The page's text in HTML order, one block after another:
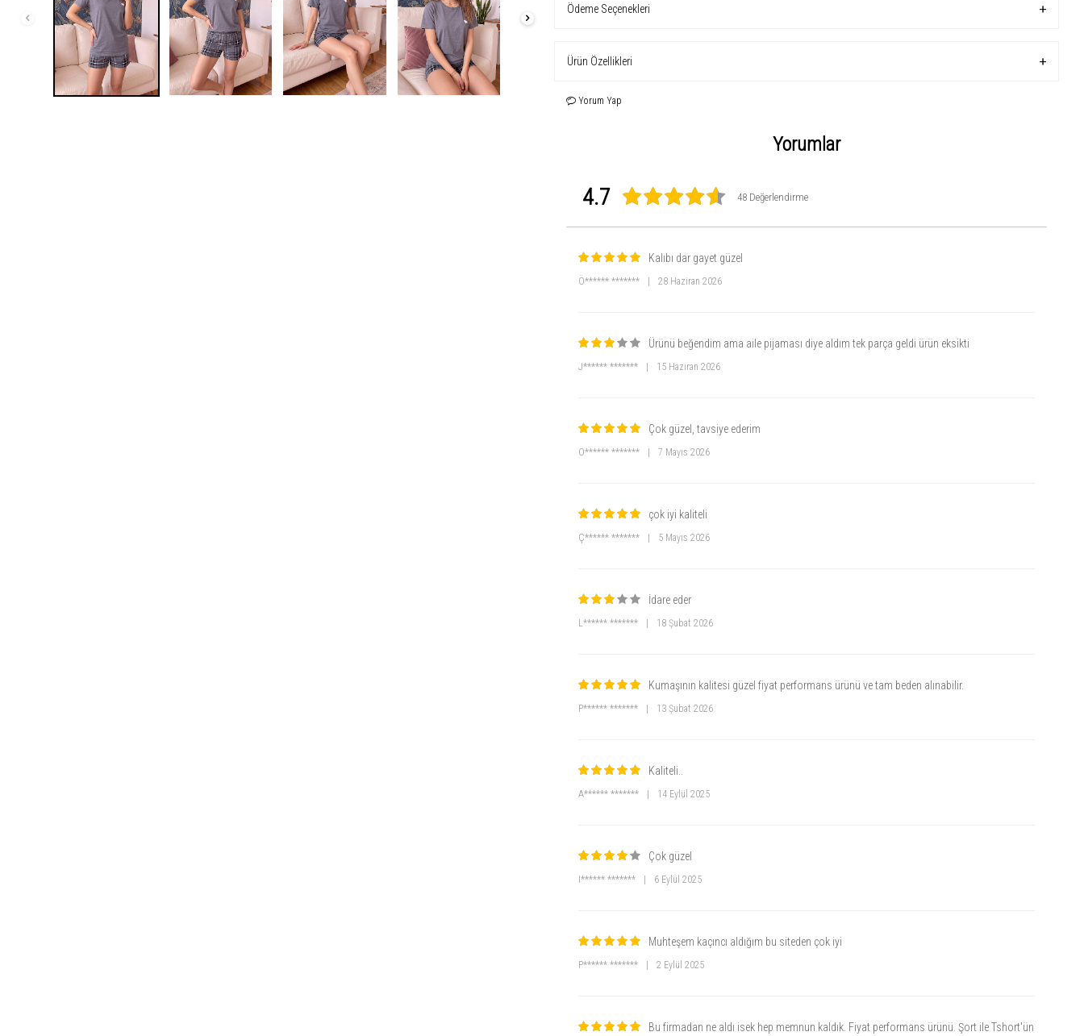
detay ekleyen bu pamuklu takım, ilkbahar ve yaz mevsimine uygun hafiflikte ve nefes alabilir yapıda. S beden, 1.67
Ödeme Seçenekleri
Ürün Özellikleri
Yorum Yap
Yorumlar
4.7 48 Değerlendirme
Kalıbı dar gayet güzel
Ö****** ******* 28 Haziran 2026
Ürünü beğendim ama aile pijaması diye aldım tek parça geldi ürün eksikti
J****** ******* 15 Haziran 2026
Çok güzel, tavsiye ederim
O****** ******* 7 Mayıs 2026
çok iyi kaliteli
Ç****** ******* 5 Mayıs 2026
İdare eder
L****** ******* 18 Şubat 2026
Kumaşının kalitesi güzel fiyat performans ürünü ve tam beden alınabilir.
P****** ******* 13 Şubat 2026
Kaliteli..
A****** ******* 14 Eylül 2025
Çok güzel
I****** ******* 6 Eylül 2025
Muhteşem kaçıncı aldığım bu siteden çok iyi
P****** ******* 2 Eylül 2025
Bu firmadan ne aldı isek hep memnun kaldık. Fiyat performans ürünü. Şort ile Tshort'ün